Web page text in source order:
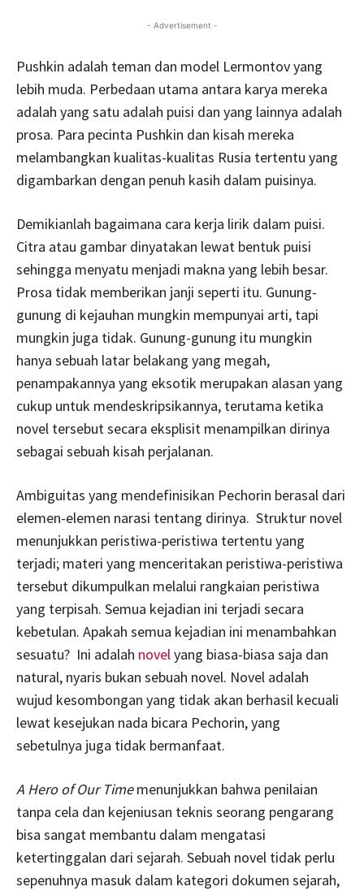
- Advertisement -
Pushkin adalah teman dan model Lermontov yang
lebih muda. Perbedaan utama antara karya mereka
adalah yang satu adalah puisi dan yang lainnya adalah
prosa. Para pecinta Pushkin dan kisah mereka
melambangkan kualitas-kualitas Rusia tertentu yang
digambarkan dengan penuh kasih dalam puisinya.
Demikianlah bagaimana cara kerja lirik dalam puisi.
Citra atau gambar dinyatakan lewat bentuk puisi
sehingga menyatu menjadi makna yang lebih besar.
Prosa tidak memberikan janji seperti itu. Gunung-
gunung di kejauhan mungkin mempunyai arti, tapi
mungkin juga tidak. Gunung-gunung itu mungkin
hanya sebuah latar belakang yang megah,
penampakannya yang eksotik merupakan alasan yang
cukup untuk mendeskripsikannya, terutama ketika
novel tersebut secara eksplisit menampilkan dirinya
sebagai sebuah kisah perjalanan.
Ambiguitas yang mendefinisikan Pechorin berasal dari
elemen-elemen narasi tentang dirinya. Struktur novel
menunjukkan peristiwa-peristiwa tertentu yang
terjadi; materi yang menceritakan peristiwa-peristiwa
tersebut dikumpulkan melalui rangkaian peristiwa
yang terpisah. Semua kejadian ini terjadi secara
kebetulan. Apakah semua kejadian ini menambahkan
sesuatu? Ini adalah novel yang biasa-biasa saja dan
natural, nyaris bukan sebuah novel. Novel adalah
wujud kesombongan yang tidak akan berhasil kecuali
lewat kesejukan nada bicara Pechorin, yang
sebetulnya juga tidak bermanfaat.
A Hero of Our Timemenunjukkan bahwa penilaian
tanpa cela dan kejeniusan teknis seorang pengarang
bisa sangat membantu dalam mengatasi
ketertinggalan dari sejarah. Sebuah novel tidak perlu
sepenuhnya masuk dalam kategori dokumen sejarah,